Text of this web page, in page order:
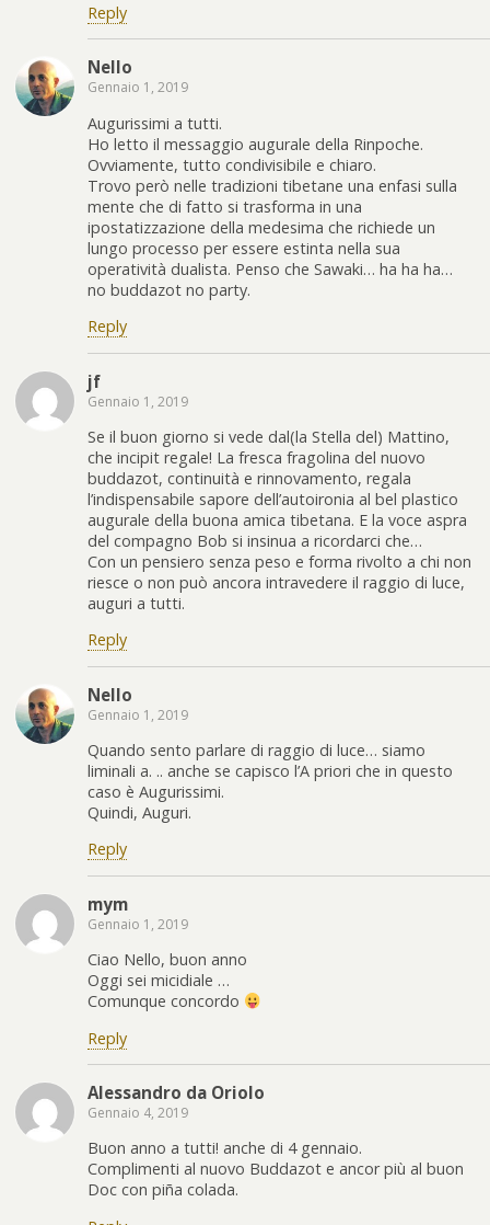
Reply
Nello
Gennaio 1, 2019
Augurissimi a tutti.
Ho letto il messaggio augurale della Rinpoche.
Ovviamente, tutto condivisibile e chiaro.
Trovo però nelle tradizioni tibetane una enfasi sulla
mente che di fatto si trasforma in una
ipostatizzazione della medesima che richiede un
lungo processo per essere estinta nella sua
operatività dualista. Penso che Sawaki… ha ha ha…
no buddazot no party.
Reply
jf
Gennaio 1, 2019
Se il buon giorno si vede dal(la Stella del) Mattino,
che incipit regale! La fresca fragolina del nuovo
buddazot, continuità e rinnovamento, regala
l’indispensabile sapore dell’autoironia al bel plastico
augurale della buona amica tibetana. E la voce aspra
del compagno Bob si insinua a ricordarci che…
Con un pensiero senza peso e forma rivolto a chi non
riesce o non può ancora intravedere il raggio di luce,
auguri a tutti.
Reply
Nello
Gennaio 1, 2019
Quando sento parlare di raggio di luce… siamo
liminali a. .. anche se capisco l’A priori che in questo
caso è Augurissimi.
Quindi, Auguri.
Reply
mym
Gennaio 1, 2019
Ciao Nello, buon anno
Oggi sei micidiale …
Comunque concordo
Reply
Alessandro da Oriolo
Gennaio 4, 2019
Buon anno a tutti! anche di 4 gennaio.
Complimenti al nuovo Buddazot e ancor più al buon
Doc con piña colada.